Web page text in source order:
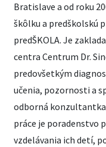
Bratislave a od roku
škôlku a predškolskú
predŠKOLA. Je
centra Centrum Dr.
predovšetkým
učenia, pozornosti a
odborná konzultantka
práce je poradenstvo
vzdelávania ich detí,